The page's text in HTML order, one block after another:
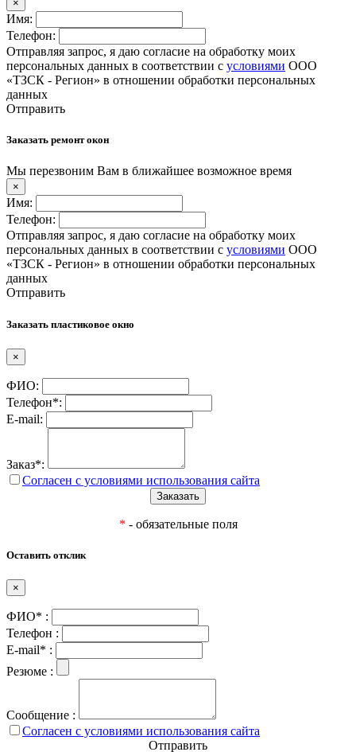
×
Имя:
Телефон:
Отправляя запрос, я даю согласие на обработку моих
персональных данных в соответствии с условиями ООО
«ТЗСК - Регион» в отношении обработки персональных
данных
Отправить
Заказать ремонт окон
Мы перезвоним Вам в ближайшее возможное время
×
Имя:
Телефон:
Отправляя запрос, я даю согласие на обработку моих
персональных данных в соответствии с условиями ООО
«ТЗСК - Регион» в отношении обработки персональных
данных
Отправить
Заказать пластиковое окно
×
ФИО:
Телефон*:
E-mail:
Заказ*:
Согласен с условиями использования сайта
* - обязательные поля
Оставить отклик
×
ФИО* :
Телефон :
E-mail* :
Резюме :
Сообщение :
Согласен с условиями использования сайта
Отправить